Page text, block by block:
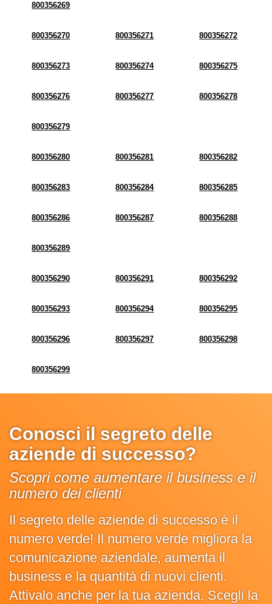
800356269
800356270 800356271 800356272
800356273 800356274 800356275
800356276 800356277 800356278
800356279
800356280 800356281 800356282
800356283 800356284 800356285
800356286 800356287 800356288
800356289
800356290 800356291 800356292
800356293 800356294 800356295
800356296 800356297 800356298
800356299
Conosci il segreto delle
aziende di successo?
Scopri come aumentare il business e il
numero dei clienti
Il segreto delle aziende di successo è il
numero verde! Il numero verde migliora la
comunicazione aziendale, aumenta il
business e la quantità di nuovi clienti.
Attivalo anche per la tua azienda. Scegli la